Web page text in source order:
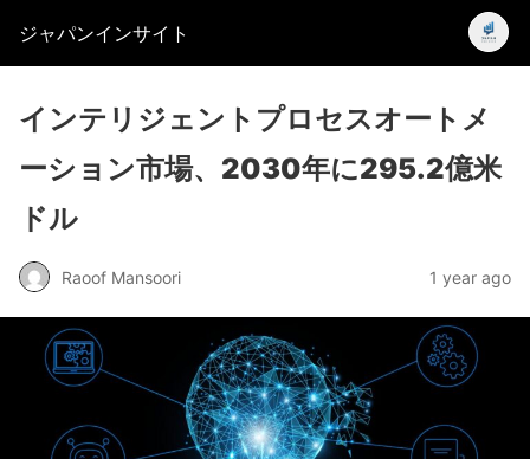
ジャパンインサイト
インテリジェントプロセスオートメ
ーション市場、2030年に295.2億米
ドル
Raoof Mansoori 1 year ago